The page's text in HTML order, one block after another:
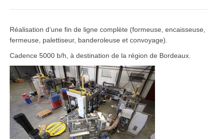
Réalisation d’une fin de ligne complète (formeuse, encaisseuse,
fermeuse, palettiseur, banderoleuse et convoyage).
Cadence 5000 b/h, à destination de la région de Bordeaux.